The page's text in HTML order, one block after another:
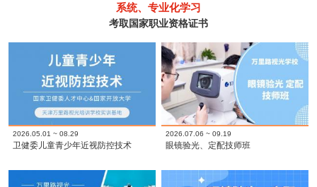
系统、专业化学习
考取国家职业资格证书
2026.05.01 ~ 08.29
卫健委儿童青少年近视防控技术
2026.07.06 ~ 09.19
眼镜验光、定配技师班